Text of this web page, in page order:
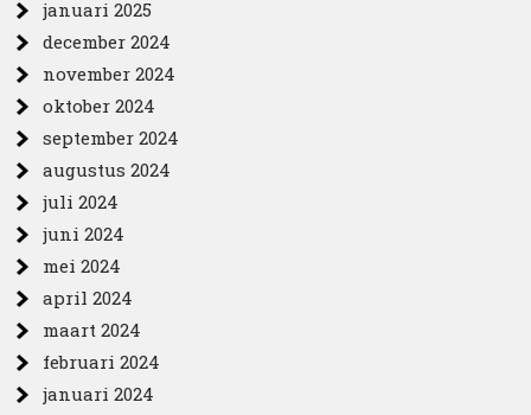
januari 2025
december 2024
november 2024
oktober 2024
september 2024
augustus 2024
juli 2024
juni 2024
mei 2024
april 2024
maart 2024
februari 2024
januari 2024